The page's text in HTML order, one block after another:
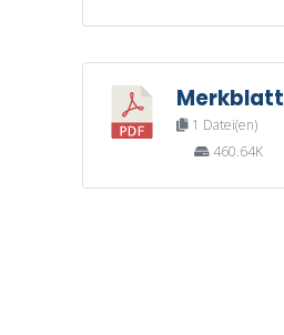
Merkblatt
1 Datei(en)
460.64K